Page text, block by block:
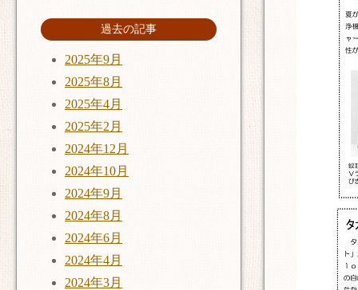
過去の記事
2025年9月
2025年8月
2025年4月
2025年2月
2024年12月
2024年10月
2024年9月
2024年8月
2024年6月
2024年4月
2024年3月